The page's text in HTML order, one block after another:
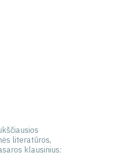
literatūros,
klausinius: